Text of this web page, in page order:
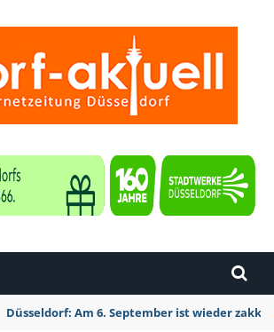
Düsseldorf: Am 6. September ist wieder zakk